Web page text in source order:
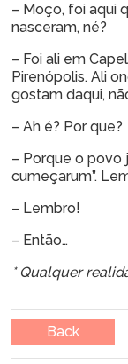
– Moço, foi aqui
nasceram, né?
– Foi ali em
Pirenópolis. Ali
gostam daqui,
– Ah é? Por que?
– Porque o povo
cumeçarum”.
– Lembro!
– Então…
* Qualquer
Back